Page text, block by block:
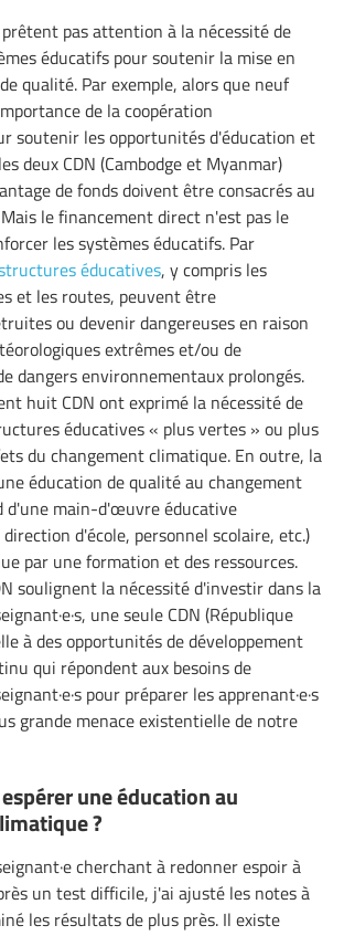
pas attention à la nécessité de
éducatifs pour soutenir la mise en
qualité. Par exemple, alors que neuf
de la coopération
soutenir les opportunités d'éducation et
deux CDN (Cambodge et Myanmar)
de fonds doivent être consacrés au
le financement direct n'est pas le
les systèmes éducatifs. Par
éducatives, y compris les
et les routes, peuvent être
ou devenir dangereuses en raison
extrêmes et/ou de
dangers environnementaux prolongés.
huit CDN ont exprimé la nécessité de
éducatives « plus vertes » ou plus
du changement climatique. En outre, la
éducation de qualité au changement
d'une main-d'œuvre éducative
direction d'école, personnel scolaire, etc.)
par une formation et des ressources.
soulignent la nécessité d'investir dans la
une seule CDN (République
à des opportunités de développement
qui répondent aux besoins de
pour préparer les apprenant·e·s
grande menace existentielle de notre
une éducation au
?
cherchant à redonner espoir à
un test difficile, j'ai ajusté les notes à
les résultats de plus près. Il existe